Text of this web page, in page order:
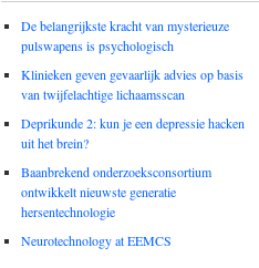
De belangrijkste kracht van mysterieuze
pulswapens is psychologisch
Klinieken geven gevaarlijk advies op basis
van twijfelachtige lichaamsscan
Deprikunde 2: kun je een depressie hacken
uit het brein?
Baanbrekend onderzoeksconsortium
ontwikkelt nieuwste generatie
hersentechnologie
Neurotechnology at EEMCS